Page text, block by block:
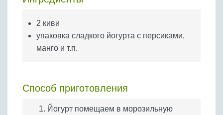
Бобовые
Яйца
Крупы
2 киви
упаковка сладкого йогурта с персиками,
манго и т.п.
Способ приготовления
Йогурт помещаем в морозильную